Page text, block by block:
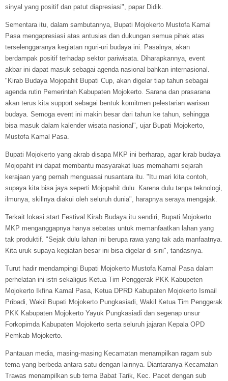
sinyal yang positif dan patut diapresiasi", papar Didik.
Sementara itu, dalam sambutannya, Bupati Mojokerto Mustofa Kamal
Pasa mengapresiasi atas antusias dan dukungan semua pihak atas
terselenggaranya kegiatan nguri-uri budaya ini. Pasalnya, akan
berdampak positif terhadap sektor pariwisata. Diharapkannya, event
akbar ini dapat masuk sebagai agenda nasional bahkan internasional.
"Kirab Budaya Mojopahit Bupati Cup, akan digelar tiap tahun sebagai
agenda rutin Pemerintah Kabupaten Mojokerto. Sarana dan prasarana
akan terus kita support sebagai bentuk komitmen pelestarian warisan
budaya. Semoga event ini makin besar dari tahun ke tahun, sehingga
bisa masuk dalam kalender wisata nasional", ujar Bupati Mojokerto,
Mustofa Kamal Pasa.
Bupati Mojokerto yang akrab disapa MKP ini berharap, agar kirab budaya
Mojopahit ini dapat membantu masyarakat luas memahami sejarah
kerajaan yang pernah menguasai nusantara itu. "Itu mari kita contoh,
supaya kita bisa jaya seperti Mojopahit dulu. Karena dulu tanpa teknologi,
ilmunya, skillnya diakui oleh seluruh dunia", harapnya seraya mengajak.
Terkait lokasi start Festival Kirab Budaya itu sendiri, Bupati Mojokerto
MKP menganggapnya hanya sebatas untuk memanfaatkan lahan yang
tak produktif. "Sejak dulu lahan ini berupa rawa yang tak ada manfaatnya.
Kita uruk supaya kegiatan besar ini bisa digelar di sini", tandasnya.
Turut hadir mendampingi Bupati Mojokerto Mustofa Kamal Pasa dalam
perhelatan ini istri sekaligus Ketua Tim Penggerak PKK Kabupeten
Mojokerto Ikfina Kamal Pasa, Ketua DPRD Kabupaten Mojokerto Ismail
Pribadi, Wakil Bupati Mojokerto Pungkasiadi, Wakil Ketua Tim Penggerak
PKK Kabupaten Mojokerto Yayuk Pungkasiadi dan segenap unsur
Forkopimda Kabupaten Mojokerto serta seluruh jajaran Kepala OPD
Pemkab Mojokerto.
Pantauan media, masing-masing Kecamatan menampilkan ragam sub
tema yang berbeda antara satu dengan lainnya. Diantaranya Kecamatan
Trawas menampilkan sub tema Babat Tarik, Kec. Pacet dengan sub